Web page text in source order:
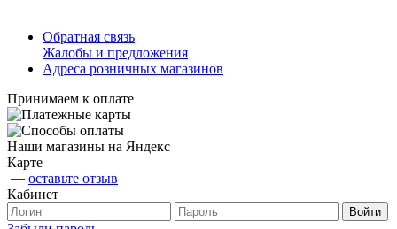
Обратная связь
Жалобы и предложения
Адреса розничных магазинов
Принимаем к оплате
Наши магазины на Яндекс
Карте
— оставьте отзыв
Кабинет